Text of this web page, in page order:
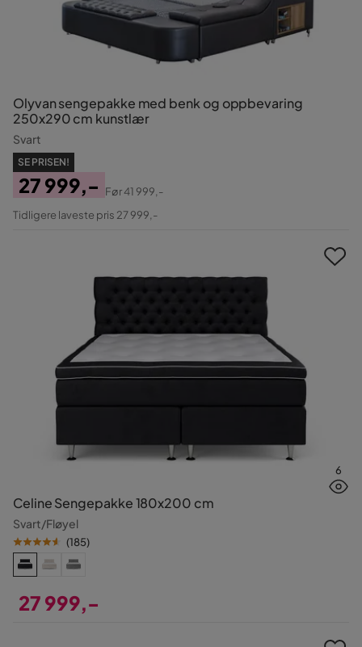
Olyvan sengepakke med benk og oppbevaring
250x290 cm kunstlær
Svart
SE PRISEN!
Pris
27 999,-
Original
Før41 999,-
Tidligere laveste pris 27 999,-
6
Celine Sengepakke 180x200 cm
Svart/Fløyel
(185)
27 999,-